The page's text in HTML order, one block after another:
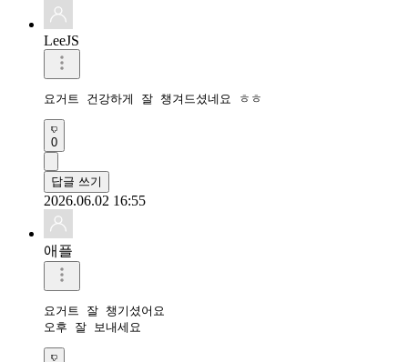
LeeJS
요거트 건강하게 잘 챙겨드셨네요 ㅎㅎ
0
답글 쓰기
2026.06.02 16:55
애플
요거트 잘 챙기셨어요
오후 잘 보내세요